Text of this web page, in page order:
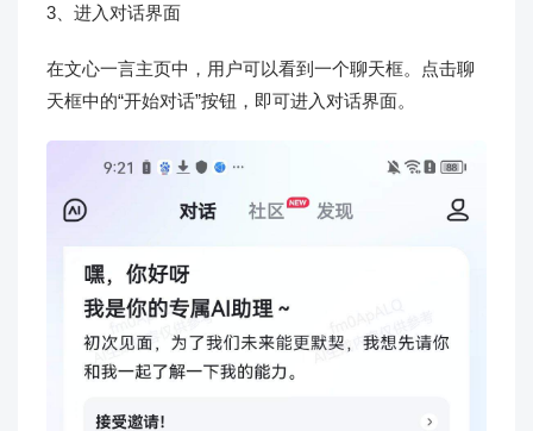
3、进入对话界面
在文心一言主页中，用户可以看到一个聊天框。点击聊
天框中的“开始对话”按钮，即可进入对话界面。